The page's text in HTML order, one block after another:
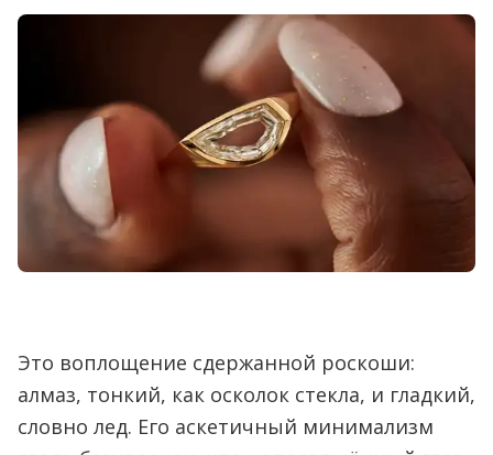
Это воплощение сдержанной роскоши:
алмаз, тонкий, как осколок стекла, и гладкий,
словно лед. Его аскетичный минимализм